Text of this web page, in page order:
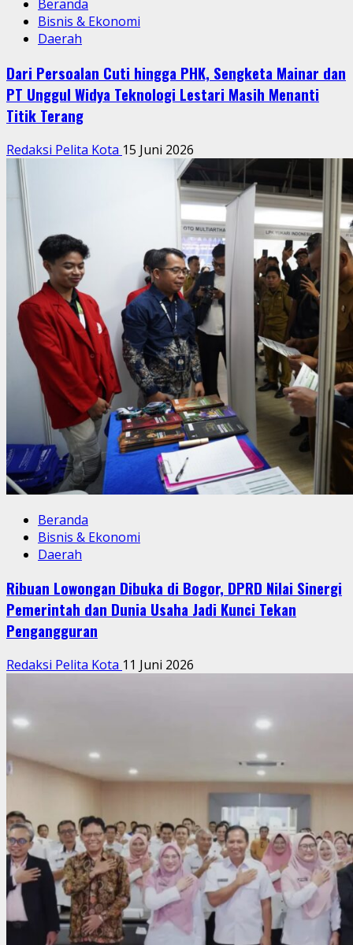
Beranda
Bisnis & Ekonomi
Daerah
Dari Persoalan Cuti hingga PHK, Sengketa Mainar dan
PT Unggul Widya Teknologi Lestari Masih Menanti
Titik Terang
Redaksi Pelita Kota 15 Juni 2026
Beranda
Bisnis & Ekonomi
Daerah
Ribuan Lowongan Dibuka di Bogor, DPRD Nilai Sinergi
Pemerintah dan Dunia Usaha Jadi Kunci Tekan
Pengangguran
Redaksi Pelita Kota 11 Juni 2026